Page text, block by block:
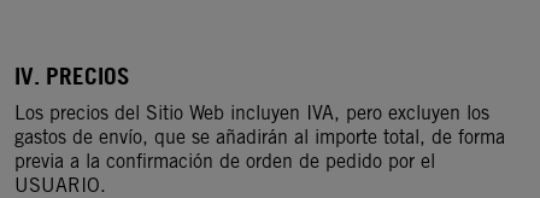
IV. PRECIOS
Los precios del Sitio Web incluyen IVA, pero excluyen los
gastos de envío, que se añadirán al importe total, de forma
previa a la confirmación de orden de pedido por el
USUARIO.